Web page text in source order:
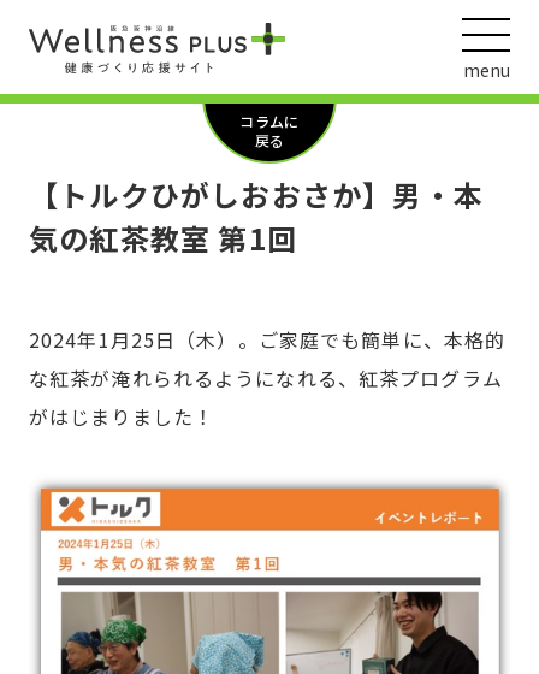
menu
コラムに
戻る
【トルクひがしおおさか】男・本
気の紅茶教室 第1回
2024年1月25日（木）。ご家庭でも簡単に、本格的
な紅茶が淹れられるようになれる、紅茶プログラム
がはじまりました！
ウェルネス動画
阪急阪神ホールディングス
ヘルスケアの取組